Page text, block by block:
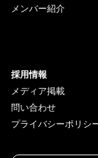
メンバー紹介
採用情報
メディア掲載
問い合わせ
プライバシーポリシ